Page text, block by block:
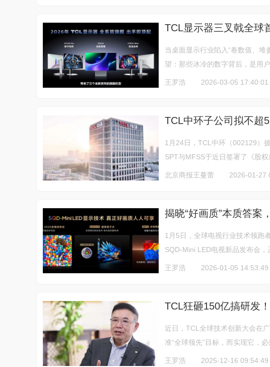
TCL显示器三叉戟全球
当桌面显示行业陷入“卷数值、
望：那些冰冷的数字背后，是用
王罗浩 2026-03-05 17:40:01
TCL中环子公司拟不超
1月24日，TCL中环（002129）
SPT与MFSS于近日签署了《股
北京商报王蔓蕾 2026-01-27
揭晓“好画质”本质答案
1月5日，全球电视行业技术领跑
SQD-Mini LED电视新品发布会，
王罗浩 2026-01-05 14:53:49
TCL狂砸150亿搞研发
近日，TCL全球技术创新大会在
准“全球领先”目标，而实现它，
王罗浩 2025-12-16 09:54:49